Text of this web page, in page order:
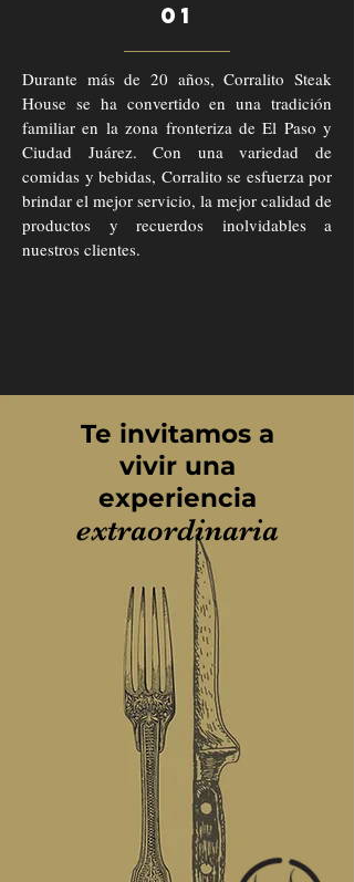
01
Durante más de 20 años, Corralito Steak
House se ha convertido en una tradición
familiar en la zona fronteriza de El Paso y
Ciudad Juárez.
Con una variedad de
comidas y bebidas, Corralito se esfuerza por
brindar el mejor servicio, la mejor calidad de
productos y recuerdos inolvidables a
nuestros clientes.
Te invitamos a
vivir una
experiencia
extraordinaria